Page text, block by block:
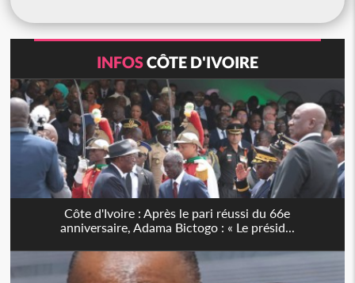
INFOSCÔTE D'IVOIRE
Côte d'Ivoire : Après le pari réussi du 66e
anniversaire, Adama Bictogo : « Le présid...